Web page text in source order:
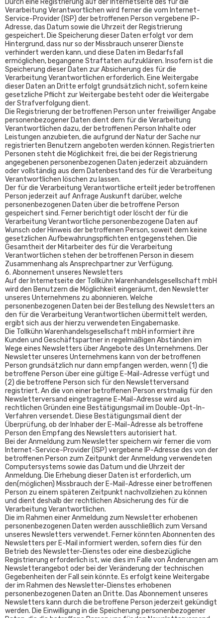
Durch eine Registrierung auf der Internetseite des für die
Verarbeitung Verantwortlichen wird ferner die vom Internet-
Service-Provider (ISP) der betroffenen Person vergebene IP-
Adresse, das Datum sowie die Uhrzeit der Registrierung
gespeichert. Die Speicherung dieser Daten erfolgt vor dem
Hintergrund, dass nur so der Missbrauch unserer Dienste
verhindert werden kann, und diese Daten im Bedarfsfall
ermöglichen, begangene Straftaten aufzuklären. Insofern ist die
Speicherung dieser Daten zur Absicherung des für die
Verarbeitung Verantwortlichen erforderlich. Eine Weitergabe
dieser Daten an Dritte erfolgt grundsätzlich nicht, sofern keine
gesetzliche Pflicht zur Weitergabe besteht oder die Weitergabe
der Strafverfolgung dient.
Die Registrierung der betroffenen Person unter freiwilliger Angabe
personenbezogener Daten dient dem für die Verarbeitung
Verantwortlichen dazu, der betroffenen Person Inhalte oder
Leistungen anzubieten, die aufgrund der Natur der Sache nur
registrierten Benutzern angeboten werden können. Registrierten
Personen steht die Möglichkeit frei, die bei der Registrierung
angegebenen personenbezogenen Daten jederzeit abzuändern
oder vollständig aus dem Datenbestand des für die Verarbeitung
Verantwortlichen löschen zu lassen.
Der für die Verarbeitung Verantwortliche erteilt jeder betroffenen
Person jederzeit auf Anfrage Auskunft darüber, welche
personenbezogenen Daten über die betroffene Person
gespeichert sind. Ferner berichtigt oder löscht der für die
Verarbeitung Verantwortliche personenbezogene Daten auf
Wunsch oder Hinweis der betroffenen Person, soweit dem keine
gesetzlichen Aufbewahrungspflichten entgegenstehen. Die
Gesamtheit der Mitarbeiter des für die Verarbeitung
Verantwortlichen stehen der betroffenen Person in diesem
Zusammenhang als Ansprechpartner zur Verfügung.
6. Abonnement unseres Newsletters
Auf der Internetseite der Tollkühn Warenhandelsgesellschaft mbH
wird den Benutzern die Möglichkeit eingeräumt, den Newsletter
unseres Unternehmens zu abonnieren. Welche
personenbezogenen Daten bei der Bestellung des Newsletters an
den für die Verarbeitung Verantwortlichen übermittelt werden,
ergibt sich aus der hierzu verwendeten Eingabemaske.
Die Tollkühn Warenhandelsgesellschaft mbH informiert ihre
Kunden und Geschäftspartner in regelmäßigen Abständen im
Wege eines Newsletters über Angebote des Unternehmens. Der
Newsletter unseres Unternehmens kann von der betroffenen
Person grundsätzlich nur dann empfangen werden, wenn (1) die
betroffene Person über eine gültige E-Mail-Adresse verfügt und
(2) die betroffene Person sich für den Newsletterversand
registriert. An die von einer betroffenen Person erstmalig für den
Newsletterversand eingetragene E-Mail-Adresse wird aus
rechtlichen Gründen eine Bestätigungsmail im Double-Opt-In-
Verfahren versendet. Diese Bestätigungsmail dient der
Überprüfung, ob der Inhaber der E-Mail-Adresse als betroffene
Person den Empfang des Newsletters autorisiert hat.
Bei der Anmeldung zum Newsletter speichern wir ferner die vom
Internet-Service-Provider (ISP) vergebene IP-Adresse des von der
betroffenen Person zum Zeitpunkt der Anmeldung verwendeten
Computersystems sowie das Datum und die Uhrzeit der
Anmeldung. Die Erhebung dieser Daten ist erforderlich, um
den(möglichen) Missbrauch der E-Mail-Adresse einer betroffenen
Person zu einem späteren Zeitpunkt nachvollziehen zu können
und dient deshalb der rechtlichen Absicherung des für die
Verarbeitung Verantwortlichen.
Die im Rahmen einer Anmeldung zum Newsletter erhobenen
personenbezogenen Daten werden ausschließlich zum Versand
unseres Newsletters verwendet. Ferner könnten Abonnenten des
Newsletters per E-Mail informiert werden, sofern dies für den
Betrieb des Newsletter-Dienstes oder eine diesbezügliche
Registrierung erforderlich ist, wie dies im Falle von Änderungen am
Newsletterangebot oder bei der Veränderung der technischen
Gegebenheiten der Fall sein könnte. Es erfolgt keine Weitergabe
der im Rahmen des Newsletter-Dienstes erhobenen
personenbezogenen Daten an Dritte. Das Abonnement unseres
Newsletters kann durch die betroffene Person jederzeit gekündigt
werden. Die Einwilligung in die Speicherung personenbezogener